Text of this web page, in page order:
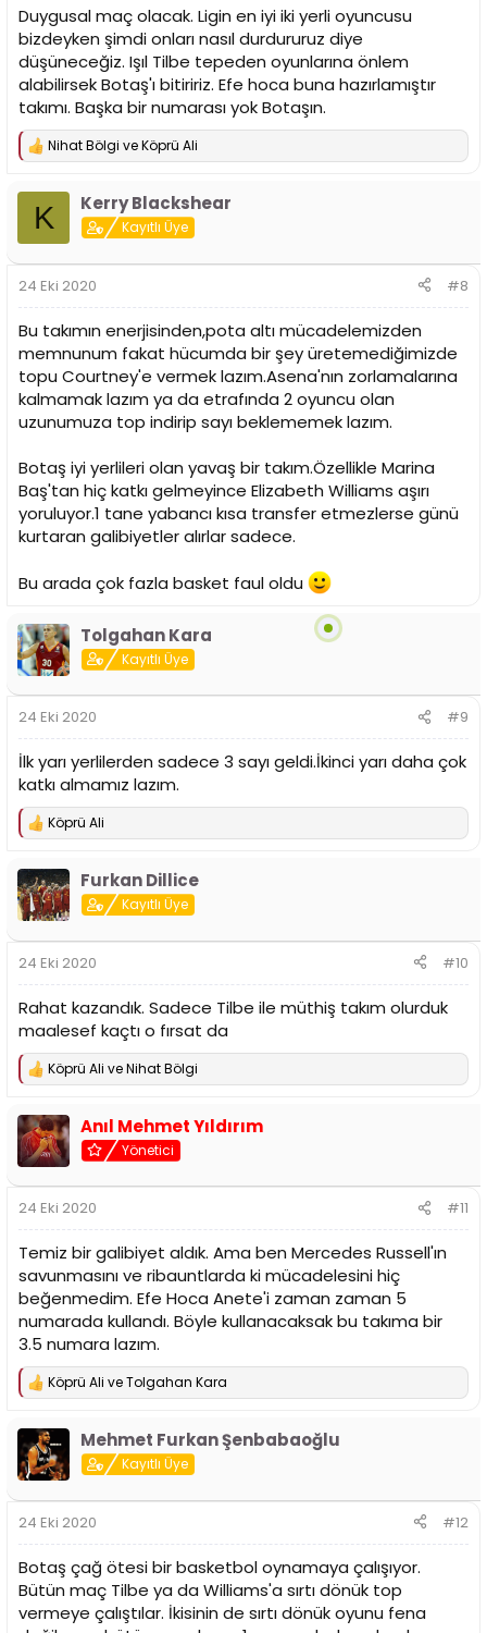
Duygusal maç olacak. Ligin en iyi iki yerli oyuncusu
bizdeyken şimdi onları nasıl durdururuz diye
düşüneceğiz. Işıl Tilbe tepeden oyunlarına önlem
alabilirsek Botaş'ı bitiririz. Efe hoca buna hazırlamıştır
takımı. Başka bir numarası yok Botaşın.
T
p
l
:
Nihat Bölgi veKöprü Ali
K Kerry Blackshear
Kayıtlı Üye
24 Eki 2020 #8
Bu takımın enerjisinden,pota altı mücadelemizden
memnunum fakat hücumda bir şey üretemediğimizde
topu Courtney'e vermek lazım.Asena'nın zorlamalarına
kalmamak lazım ya da etrafında 2 oyuncu olan
uzunumuza top indirip sayı beklememek lazım.
Botaş iyi yerlileri olan yavaş bir takım.Özellikle Marina
Baş'tan hiç katkı gelmeyince Elizabeth Williams aşırı
yoruluyor.1 tane yabancı kısa transfer etmezlerse günü
kurtaran galibiyetler alırlar sadece.
Bu arada çok fazla basket faul oldu
Tolgahan Kara
Kayıtlı Üye
24 Eki 2020 #9
İlk yarı yerlilerden sadece 3 sayı geldi.İkinci yarı daha çok
katkı almamız lazım.
T
p
k
i
l
:
Köprü Ali
Furkan Dillice
Kayıtlı Üye
24 Eki 2020 #10
Rahat kazandık. Sadece Tilbe ile müthiş takım olurduk
maalesef kaçtı o fırsat da
T
k
i
l
:
Köprü Ali veNihat Bölgi
Anıl Mehmet Yıldırım
Yönetici
24 Eki 2020 #11
Temiz bir galibiyet aldık. Ama ben Mercedes Russell'ın
savunmasını ve ribauntlarda ki mücadelesini hiç
beğenmedim. Efe Hoca Anete'i zaman zaman 5
numarada kullandı. Böyle kullanacaksak bu takıma bir
3.5 numara lazım.
T
p
k
i
l
:
Köprü Ali veTolgahan Kara
Mehmet Furkan Şenbabaoğlu
Kayıtlı Üye
24 Eki 2020 #12
Botaş çağ ötesi bir basketbol oynamaya çalışıyor.
Bütün maç Tilbe ya da Williams'a sırtı dönük top
vermeye çalıştılar. İkisinin de sırtı dönük oyunu fena